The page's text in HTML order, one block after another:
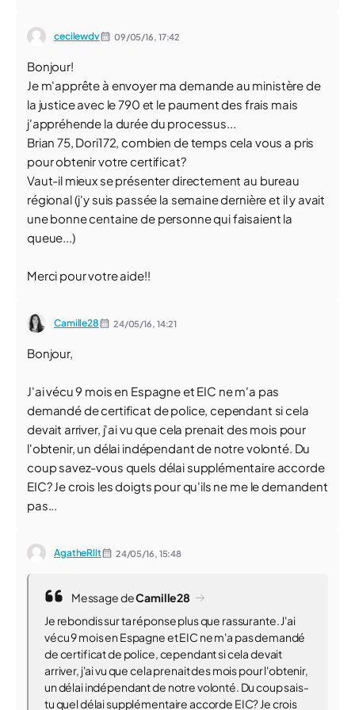
cecilewdv 09/05/16, 17:42
Bonjour!
Je m'apprête à envoyer ma demande au ministère de
la justice avec le 790 et le paument des frais mais
j'appréhende la durée du processus...
Brian 75, Dori172, combien de temps cela vous a pris
pour obtenir votre certificat?
Vaut-il mieux se présenter directement au bureau
régional (j'y suis passée la semaine dernière et il y avait
une bonne centaine de personne qui faisaient la
queue...)
Merci pour votre aide!!
Camille28 24/05/16, 14:21
Bonjour,
J'ai vécu 9 mois en Espagne et EIC ne m'a pas
demandé de certificat de police, cependant si cela
devait arriver, j'ai vu que cela prenait des mois pour
l'obtenir, un délai indépendant de notre volonté. Du
coup savez-vous quels délai supplémentaire accorde
EIC? Je crois les doigts pour qu'ils ne me le demandent
pas...
AgatheRllt 24/05/16, 15:48
Message deCamille28
Je rebondis sur ta réponse plus que rassurante. J'ai
vécu 9 mois en Espagne et EIC ne m'a pas demandé
de certificat de police, cependant si cela devait
arriver, j'ai vu que cela prenait des mois pour l'obtenir,
un délai indépendant de notre volonté. Du coup sais-
tu quel délai supplémentaire accorde EIC? Je crois